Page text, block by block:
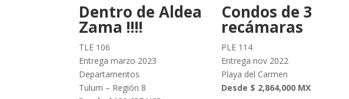
Dentro de Aldea
Zama !!!!
TLE 106
Entrega marzo 2023
Departamentos
Tulum – Región 8
Condos de 3
recámaras
PLE 114
Entrega nov 2022
Playa del Carmen
Desde $ 2,864,000 MX